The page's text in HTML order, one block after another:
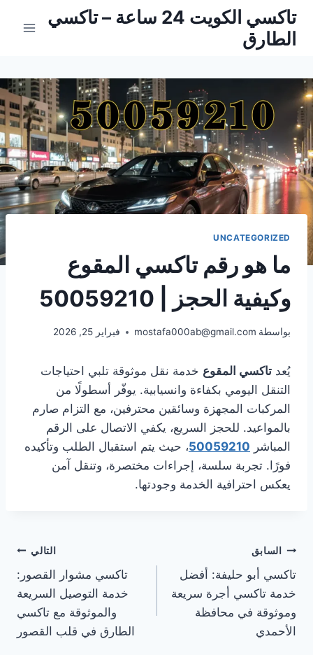
التجاوز
المحتوى
تاكسي الكويت 24 ساعة – تاكسي
الطارق
UNCATEGORIZED
ما هو رقم تاكسي المقوع
وكيفية الحجز | 50059210
بواسطة mostafa000ab@gmail.com فبراير 25, 2026
يُعد تاكسي المقوع خدمة نقل موثوقة تلبي احتياجات
التنقل اليومي بكفاءة وانسيابية. يوفّر أسطولًا من
المركبات المجهزة وسائقين محترفين، مع التزام صارم
بالمواعيد. للحجز السريع، يكفي الاتصال على الرقم
المباشر 50059210، حيث يتم استقبال الطلب وتأكيده
فورًا. تجربة سلسة، إجراءات مختصرة، وتنقل آمن
يعكس احترافية الخدمة وجودتها.
تصفّح
المقالات
السابق
تاكسي أبو حليفة: أفضل
خدمة تاكسي أجرة سريعة
وموثوقة في محافظة
الأحمدي
التالي
تاكسي مشوار القصور:
خدمة التوصيل السريعة
والموثوقة مع تاكسي
الطارق في قلب القصور